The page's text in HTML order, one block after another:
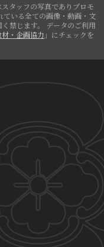
タッフの写真でありプロモ
ている全ての画像・動画・文
禁じます。
データのご利用
・企画協力 」にチェックを